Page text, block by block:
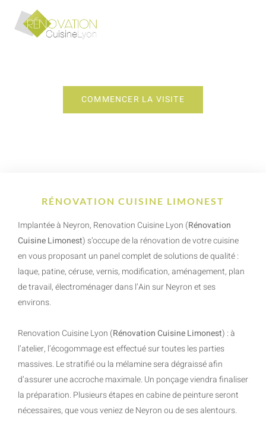
COMMENCER LA VISITE
RÉNOVATION CUISINE LIMONEST
Implantée à Neyron, Renovation Cuisine Lyon (Rénovation
Cuisine Limonest) s’occupe de la rénovation de votre cuisine
en vous proposant un panel complet de solutions de qualité :
laque, patine, céruse, vernis, modification, aménagement, plan
de travail, électroménager dans l’Ain sur Neyron et ses
environs.
Renovation Cuisine Lyon (Rénovation Cuisine Limonest) : à
l’atelier, l’écogommage est effectué sur toutes les parties
massives. Le stratifié ou la mélamine sera dégraissé afin
d’assurer une accroche maximale. Un ponçage viendra finaliser
la préparation. Plusieurs étapes en cabine de peinture seront
nécessaires, que vous veniez de Neyron ou de ses alentours.